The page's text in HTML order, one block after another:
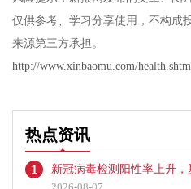
仅供参考、学习分享使用，不构成
来源第三方承担。
http://www.xinbaomu.com/
热点资讯
1
新冠病毒检测阳性率上升